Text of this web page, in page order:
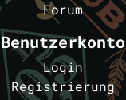
Forum
Benutzerkonto
Login
Registrierung